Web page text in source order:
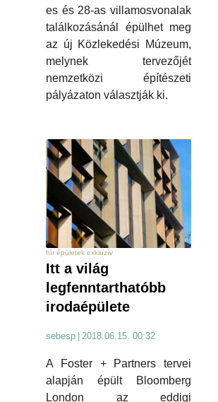
es és 28-as villamosvonalak
találkozásánál épülhet meg
az új Közlekedési Múzeum,
melynek tervezőjét
nemzetközi építészeti
pályázaton választják ki.
hír épületek exkluzív
Itt a világ
legfenntarthatóbb
irodaépülete
sebesp 2018.06.15. 00:32
A Foster + Partners tervei
alapján épült Bloomberg
London az eddigi